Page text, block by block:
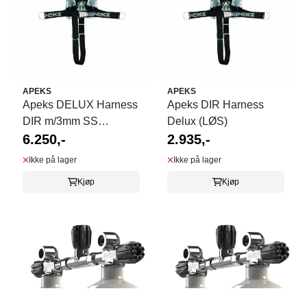
APEKS
Apeks DELUX Harness
DIR m/3mm SS
bakplate
6.250,-
Ikke på lager
Kjøp
APEKS
Apeks DIR Harness
Delux (LØS)
2.935,-
Ikke på lager
Kjøp